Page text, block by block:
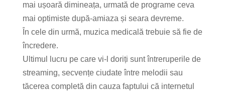
mai ușoară dimineața, urmată de programe ceva
mai optimiste după-amiaza și seara devreme.
În cele din urmă, muzica medicală trebuie să fie de
încredere.
Ultimul lucru pe care vi-l doriți sunt întreruperile de
streaming, secvențe ciudate între melodii sau
tăcerea completă din cauza faptului că internetul